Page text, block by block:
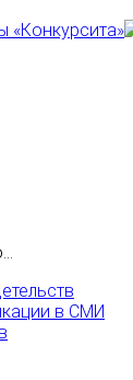
в СМИ